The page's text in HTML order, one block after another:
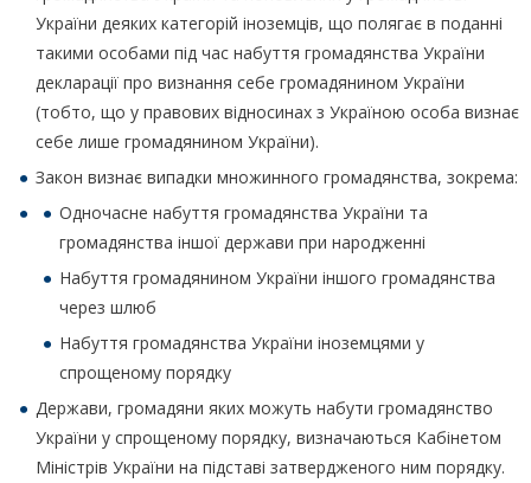
України деяких категорій іноземців, що полягає в поданні
такими особами під час набуття громадянства України
декларації про визнання себе громадянином України
(тобто, що у правових відносинах з Україною особа визнає
себе лише громадянином України).
Закон визнає випадки множинного громадянства, зокрема:
Одночасне набуття громадянства України та
громадянства іншої держави при народженні
Набуття громадянином України іншого громадянства
через шлюб
Набуття громадянства України іноземцями у
спрощеному порядку
Держави, громадяни яких можуть набути громадянство
України у спрощеному порядку, визначаються Кабінетом
Міністрів України на підставі затвердженого ним порядку.